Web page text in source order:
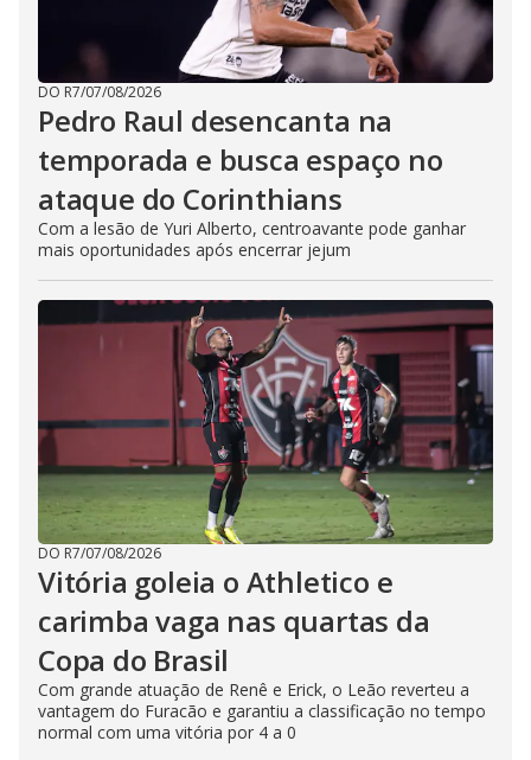
DO R7/07/08/2026
Pedro Raul desencanta na
temporada e busca espaço no
ataque do Corinthians
Com a lesão de Yuri Alberto, centroavante pode ganhar
mais oportunidades após encerrar jejum
DO R7/07/08/2026
Vitória goleia o Athletico e
carimba vaga nas quartas da
Copa do Brasil
Com grande atuação de Renê e Erick, o Leão reverteu a
vantagem do Furacão e garantiu a classificação no tempo
normal com uma vitória por 4 a 0